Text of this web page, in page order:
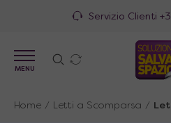
100%
MENU
Home / Letti a Scomparsa /